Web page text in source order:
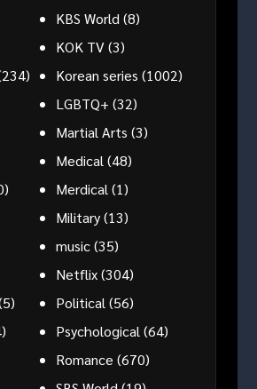
KBS World (8)
KOK TV(3)
Korean series (1002)
LGBTQ+ (32)
Martial Arts (3)
Medical (48)
Merdical (1)
Military(13)
music(35)
Netflix(304)
Political (56)
Psychological (64)
Romance (670)